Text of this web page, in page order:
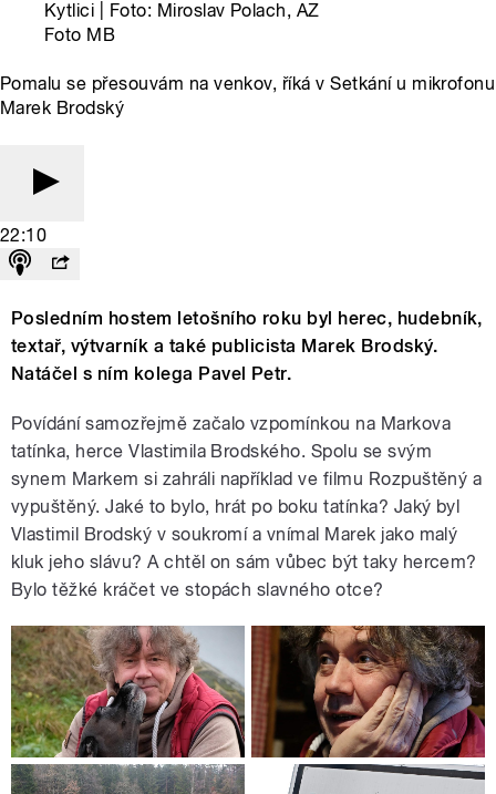
Kytlici | Foto: Miroslav Polach, AZ
Foto MB
Pomalu se přesouvám na venkov, říká v Setkání u mikrofonu
Marek Brodský
22:10
Posledním hostem letošního roku byl herec, hudebník,
textař, výtvarník a také publicista Marek Brodský.
Natáčel s ním kolega Pavel Petr.
Povídání samozřejmě začalo vzpomínkou na Markova
tatínka, herce Vlastimila Brodského. Spolu se svým
synem Markem si zahráli například ve filmu Rozpuštěný a
vypuštěný. Jaké to bylo, hrát po boku tatínka? Jaký byl
Vlastimil Brodský v soukromí a vnímal Marek jako malý
kluk jeho slávu? A chtěl on sám vůbec být taky hercem?
Bylo těžké kráčet ve stopách slavného otce?